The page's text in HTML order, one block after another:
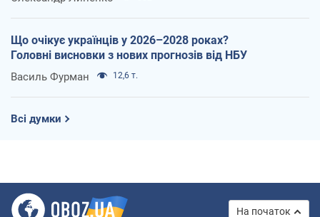
Що очікує українців у 2026–2028 роках?
Головні висновки з нових прогнозів від НБУ
Василь Фурман 12,6 т.
Всі думки
На початок